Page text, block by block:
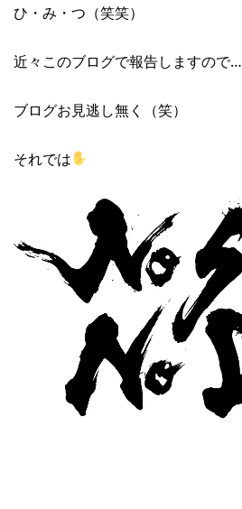
ひ・み・つ（笑笑）
近々このブログで報告しますので…
ブログお見逃し無く（笑）
それでは